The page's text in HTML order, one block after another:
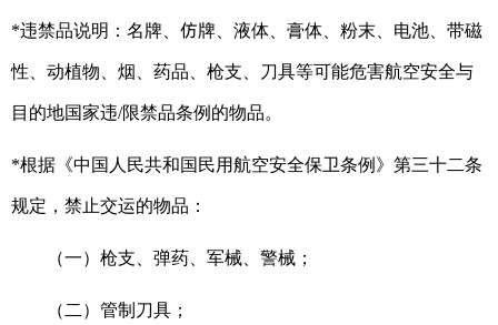
*违禁品说明：名牌、 仿牌、液体、膏体、粉末、电池、带磁
性、动植物、烟、药品、枪支、刀具等可能危害航空安全与
目的地国家违/限禁品条例的物品。
*根据《中国人民共和国民用航空安全保卫条例》第三十二条
规定，禁止交运的物品：
（一）枪支、弹药、军械、警械；
（二）管制刀具；